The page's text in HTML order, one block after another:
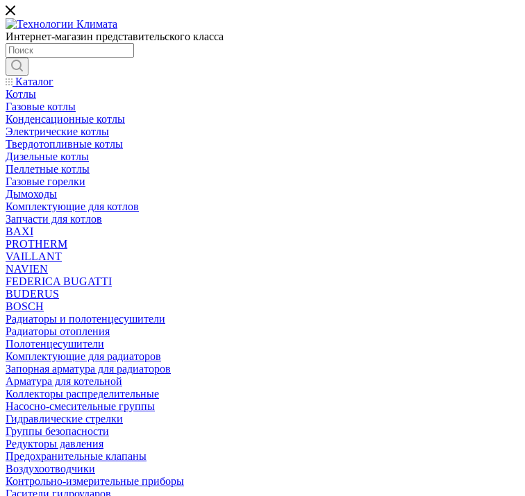
Интернет-магазин представительского класса
Каталог
Котлы
Газовые котлы
Конденсационные котлы
Электрические котлы
Твердотопливные котлы
Дизельные котлы
Пеллетные котлы
Газовые горелки
Дымоходы
Комплектующие для котлов
Запчасти для котлов
BAXI
PROTHERM
VAILLANT
NAVIEN
FEDERICA BUGATTI
BUDERUS
BOSCH
Радиаторы и полотенцесушители
Радиаторы отопления
Полотенцесушители
Комплектующие для радиаторов
Запорная арматура для радиаторов
Арматура для котельной
Коллекторы распределительные
Насосно-смесительные группы
Гидравлические стрелки
Группы безопасности
Редукторы давления
Предохранительные клапаны
Воздухоотводчики
Контрольно-измерительные приборы
Гасители гидроударов